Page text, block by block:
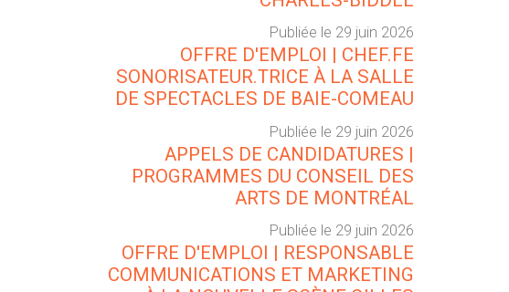
Publiée le 29 juin 2026
OFFRE D'EMPLOI | CHEF.FE
SONORISATEUR.TRICE À LA SALLE
DE SPECTACLES DE BAIE-COMEAU
Publiée le 29 juin 2026
APPELS DE CANDIDATURES |
PROGRAMMES DU CONSEIL DES
ARTS DE MONTRÉAL
Publiée le 29 juin 2026
OFFRE D'EMPLOI | RESPONSABLE
COMMUNICATIONS ET MARKETING